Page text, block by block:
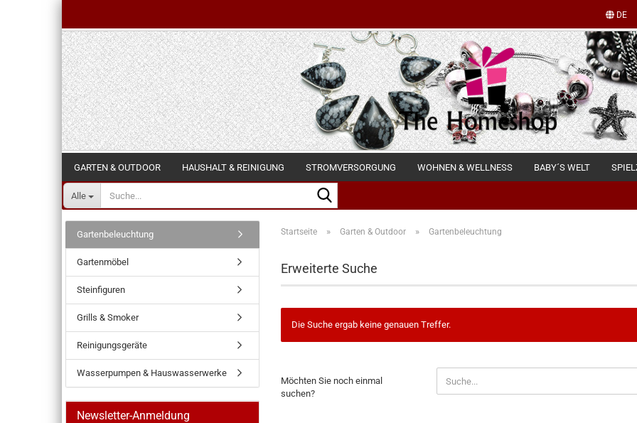
DE
Alle
GARTEN & OUTDOOR HAUSHALT & REINIGUNG STROMVERSORGUNG WOHNEN & WELLNESS BABY´S WELT
Startseite » Garten & Outdoor » Gartenbeleuchtung
Erweiterte Suche
Die Suche ergab keine genauen Treffer.
SIE
NOCH
Möchten Sie noch einmal
suchen?
Gartenbeleuchtung
Gartenmöbel
Steinfiguren
Grills & Smoker
Reinigungsgeräte
Wasserpumpen & Hauswasserwerke
Newsletter-Anmeldung